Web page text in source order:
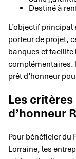
Destiné à
L’objectif principal
porteur de projet,
banques et facilite
complémentaires.
prêt d’honneur
Les critères
d’honneur
Pour bénéficier du
Lorraine, les